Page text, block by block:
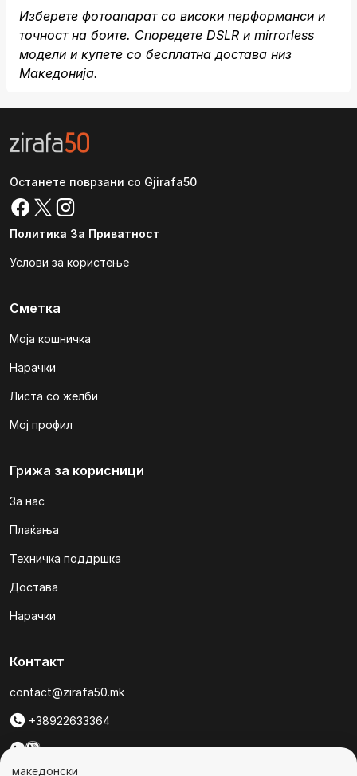
Изберете фотоапарат со високи перформанси и
точност на боите. Споредете DSLR и mirrorless
модели и купете со бесплатна достава низ
Македонија.
Останете поврзани со Gjirafa50
Политика За Приватност
Услови за користење
Сметка
Моја кошничка
Нарачки
Листа со желби
Мој профил
Грижа за корисници
За нас
Плаќања
Техничка поддршка
Достава
Нарачки
Контакт
contact@zirafa50.mk
+38922633364
македонски